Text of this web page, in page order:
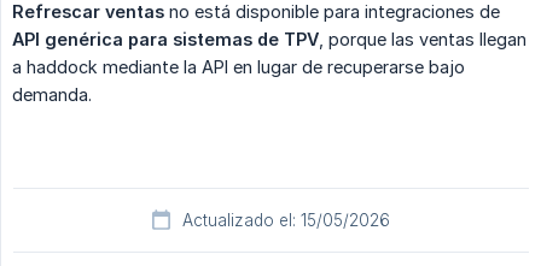
Refrescar ventas no está disponible para integraciones de
API genérica para sistemas de TPV , porque las ventas llegan
a haddock mediante la API en lugar de recuperarse bajo
demanda.
Actualizado el: 15/05/2026